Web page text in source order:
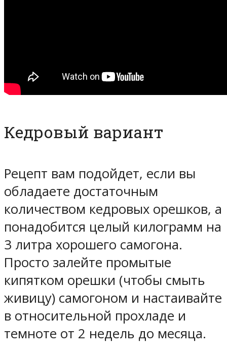
Кедровый вариант
Рецепт вам подойдет, если вы
обладаете достаточным
количеством кедровых орешков, а
понадобится целый килограмм на
3 литра хорошего самогона.
Просто залейте промытые
кипятком орешки (чтобы смыть
живицу) самогоном и настаивайте
в относительной прохладе и
темноте от 2 недель до месяца.